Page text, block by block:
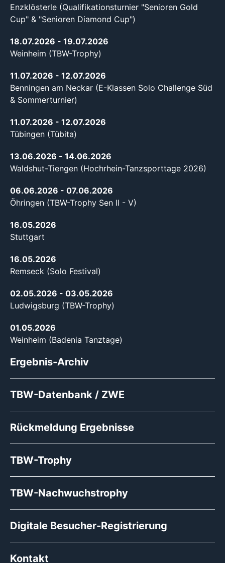
Enzklösterle (Qualifikationsturnier "Senioren Gold
Cup" & "Senioren Diamond Cup")
18.07.2026 - 19.07.2026
Weinheim (TBW-Trophy)
11.07.2026 - 12.07.2026
Benningen am Neckar (E-Klassen Solo Challenge Süd
& Sommerturnier)
11.07.2026 - 12.07.2026
Tübingen (Tübita)
13.06.2026 - 14.06.2026
Waldshut-Tiengen (Hochrhein-Tanzsporttage 2026)
06.06.2026 - 07.06.2026
Öhringen (TBW-Trophy Sen II - V)
16.05.2026
Stuttgart
16.05.2026
Remseck (Solo Festival)
02.05.2026 - 03.05.2026
Ludwigsburg (TBW-Trophy)
01.05.2026
Weinheim (Badenia Tanztage)
Ergebnis-Archiv
TBW-Datenbank / ZWE
Rückmeldung Ergebnisse
TBW-Trophy
TBW-Nachwuchstrophy
Digitale Besucher-Registrierung
Kontakt